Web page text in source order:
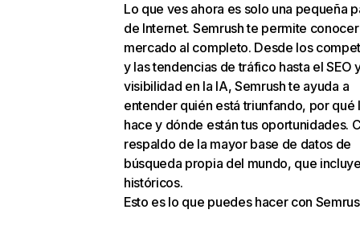
Lo que ves ahora es solo una pequeña
de Internet. Semrush te permite
mercado al completo. Desde los
y las tendencias de tráfico hasta el SEO
visibilidad en la IA, Semrush te ayuda a
entender quién está triunfando, por qué
hace y dónde están tus oportunidades.
respaldo de la mayor base de datos de
búsqueda propia del mundo, que
históricos.
Esto es lo que puedes hacer con